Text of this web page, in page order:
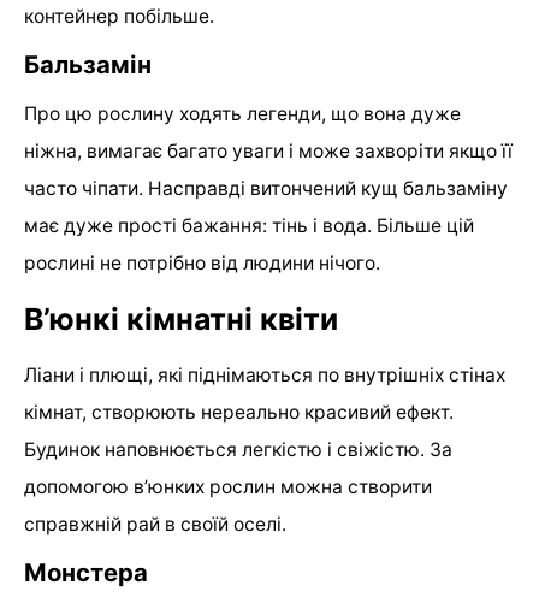
контейнер побільше.
Бальзамін
Про цю рослину ходять легенди, що вона дуже
ніжна, вимагає багато уваги і може захворіти якщо її
часто чіпати. Насправді витончений кущ бальзаміну
має дуже прості бажання: тінь і вода. Більше цій
рослині не потрібно від людини нічого.
В’юнкі кімнатні квіти
Ліани і плющі, які піднімаються по внутрішніх стінах
кімнат, створюють нереально красивий ефект.
Будинок наповнюється легкістю і свіжістю. За
допомогою в’юнких рослин можна створити
справжній рай в своїй оселі.
Монстера